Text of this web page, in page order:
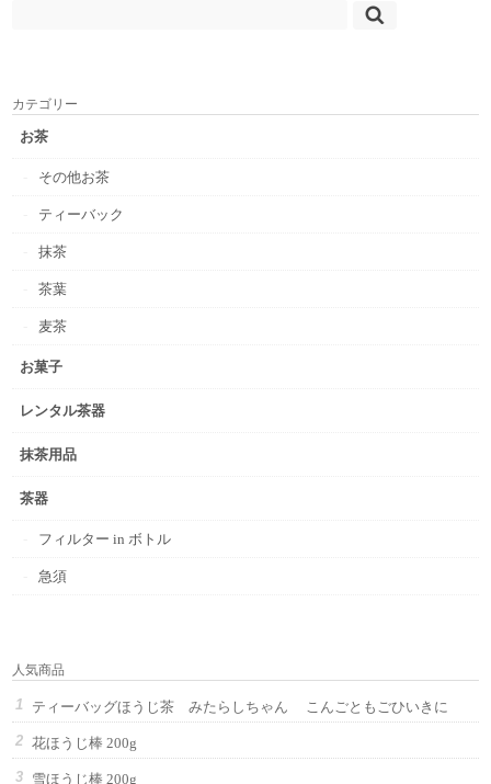
カテゴリー
お茶
その他お茶
ティーバック
抹茶
茶葉
麦茶
お菓子
レンタル茶器
抹茶用品
茶器
フィルター in ボトル
急須
人気商品
ティーバッグほうじ茶 みたらしちゃん こんごともごひいきに
花ほうじ棒 200g
雪ほうじ棒 200g